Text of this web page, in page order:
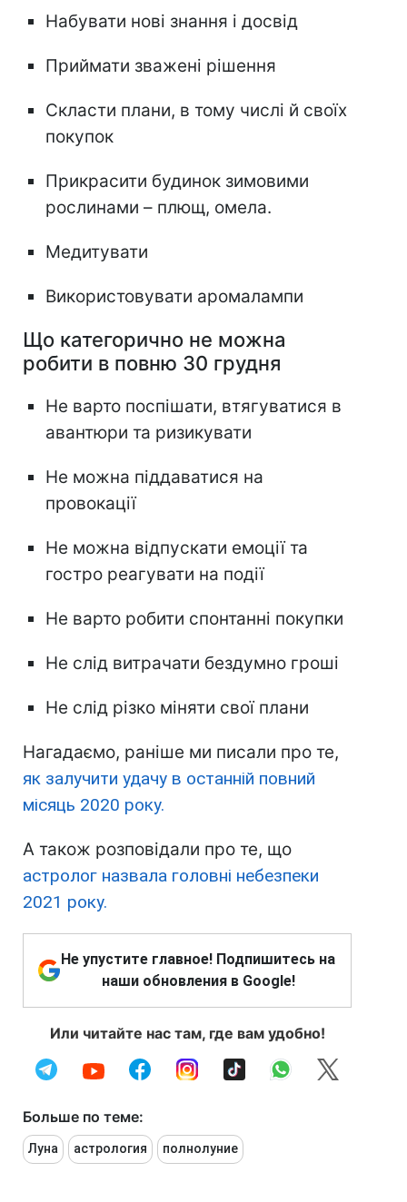
Набувати нові знання і досвід
Приймати зважені рішення
Скласти плани, в тому числі й своїх
покупок
Прикрасити будинок зимовими
рослинами – плющ, омела.
Медитувати
Використовувати аромалампи
Що категорично не можна
робити в повню 30 грудня
Не варто поспішати, втягуватися в
авантюри та ризикувати
Не можна піддаватися на
провокації
Не можна відпускати емоції та
гостро реагувати на події
Не варто робити спонтанні покупки
Не слід витрачати бездумно гроші
Не слід різко міняти свої плани
Нагадаємо, раніше ми писали про те,
як залучити удачу в останній повний
місяць 2020 року.
А також розповідали про те, що
астролог назвала головні небезпеки
2021 року.
Не упустите главное! Подпишитесь на
наши обновления в Google!
Или читайте нас там, где вам удобно!
Больше по теме:
Луна астрология полнолуние